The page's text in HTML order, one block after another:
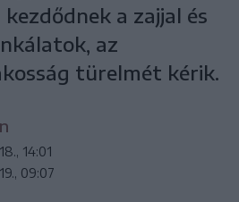
a zajjal és
az
türelmét kérik.
14:01
09:07